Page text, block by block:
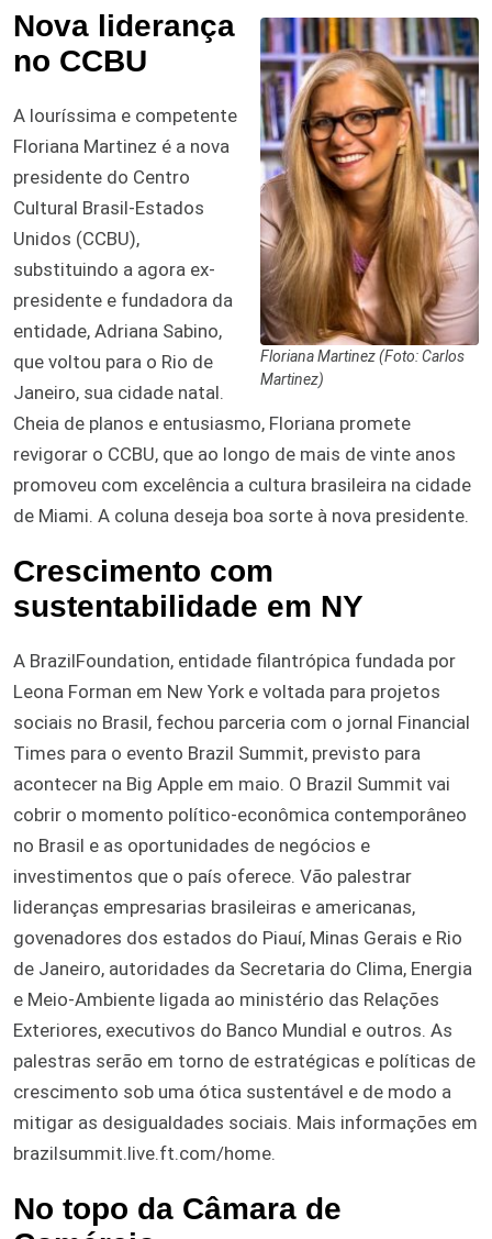
Floriana Martinez (Foto: Carlos
Martinez)
Nova liderança
no CCBU
A louríssima e competente
Floriana Martinez é a nova
presidente do Centro
Cultural Brasil-Estados
Unidos (CCBU),
substituindo a agora ex-
presidente e fundadora da
entidade, Adriana Sabino,
que voltou para o Rio de
Janeiro, sua cidade natal.
Cheia de planos e entusiasmo, Floriana promete
revigorar o CCBU, que ao longo de mais de vinte anos
promoveu com excelência a cultura brasileira na cidade
de Miami. A coluna deseja boa sorte à nova presidente.
Crescimento com
sustentabilidade em NY
A BrazilFoundation, entidade filantrópica fundada por
Leona Forman em New York e voltada para projetos
sociais no Brasil, fechou parceria com o jornal Financial
Times para o evento Brazil Summit, previsto para
acontecer na Big Apple em maio. O Brazil Summit vai
cobrir o momento político-econômica contemporâneo
no Brasil e as oportunidades de negócios e
investimentos que o país oferece. Vão palestrar
lideranças empresarias brasileiras e americanas,
govenadores dos estados do Piauí, Minas Gerais e Rio
de Janeiro, autoridades da Secretaria do Clima, Energia
e Meio-Ambiente ligada ao ministério das Relações
Exteriores, executivos do Banco Mundial e outros. As
palestras serão em torno de estratégicas e políticas de
crescimento sob uma ótica sustentável e de modo a
mitigar as desigualdades sociais. Mais informações em
brazilsummit.live.ft.com/home.
No topo da Câmara de